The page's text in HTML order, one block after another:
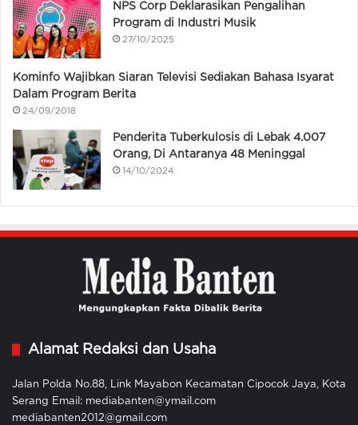
NPS Corp Deklarasikan Pengalihan
Program di Industri Musik
27/10/2025
Kominfo Wajibkan Siaran Televisi Sediakan Bahasa Isyarat
Dalam Program Berita
24/09/2018
Penderita Tuberkulosis di Lebak 4.007
Orang, Di Antaranya 48 Meninggal
14/10/2024
Alamat Redaksi dan Usaha
Jalan Polda No.88, Link Mayabon Kecamatan Cipocok Jaya, Kota
Serang Email: mediabanten@ymail.com
mediabanten2012@gmail.com